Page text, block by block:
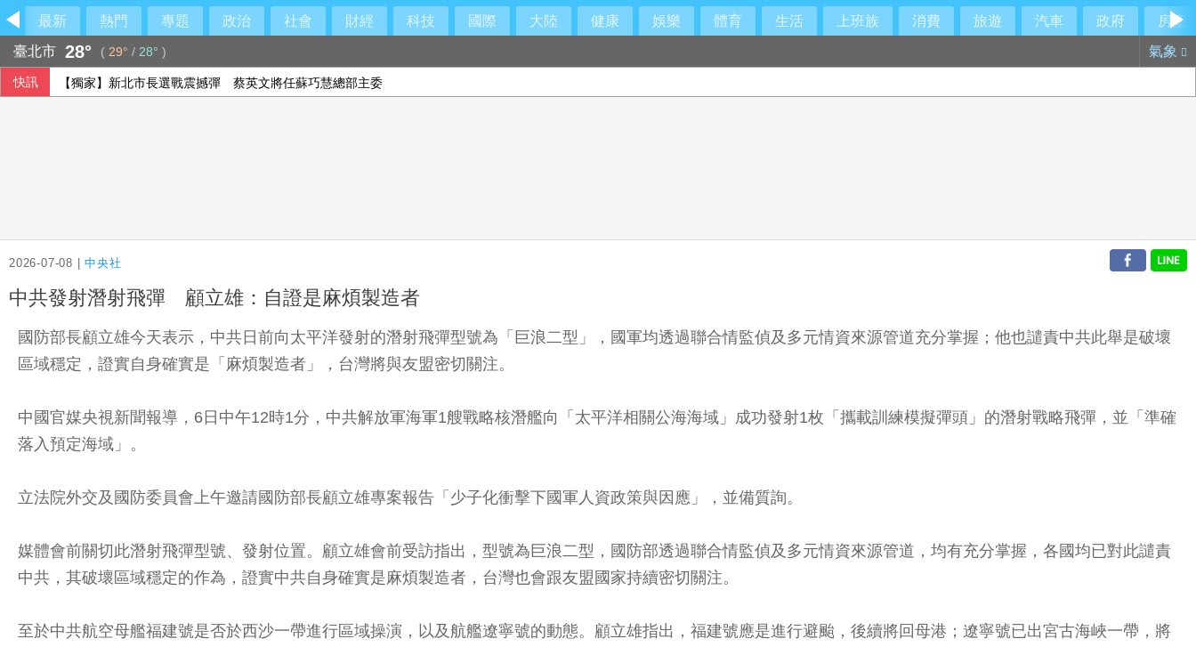
最新 熱門 專題 政治 社會 財經 科技 國際 大陸 健康 娛樂 體育 生活 上班族 消費 旅遊 汽車 政府
房產
臺北市 28° ( 29° / 28° ) 氣象
快訊 【獨家】新北市長選戰震撼彈 蔡英文將任蘇巧慧總部主委
2026-07-08 |中央社
中共發射潛射飛彈 顧立雄：自證是麻煩製造者
國防部長顧立雄今天表示，中共日前向太平洋發射的潛射飛彈型號為「巨浪二型」，國軍均透過聯合情監偵及多元情資來源管道充分掌握；他也譴責中共此舉是破壞
區域穩定，證實自身確實是「麻煩製造者」，台灣將與友盟密切關注。
中國官媒央視新聞報導，6日中午12時1分，中共解放軍海軍1艘戰略核潛艦向「太平洋相關公海海域」成功發射1枚「攜載訓練模擬彈頭」的潛射戰略飛彈，並「準確
落入預定海域」。
立法院外交及國防委員會上午邀請國防部長顧立雄專案報告「少子化衝擊下國軍人資政策與因應」，並備質詢。
媒體會前關切此潛射飛彈型號、發射位置。顧立雄會前受訪指出，型號為巨浪二型，國防部透過聯合情監偵及多元情資來源管道，均有充分掌握，各國均已對此譴責
中共，其破壞區域穩定的作為，證實中共自身確實是麻煩製造者，台灣也會跟友盟國家持續密切關注。
至於中共航空母艦福建號是否於西沙一帶進行區域操演，以及航艦遼寧號的動態。顧立雄指出，福建號應是進行避颱，後續將回母港；遼寧號已出宮古海峽一帶，將